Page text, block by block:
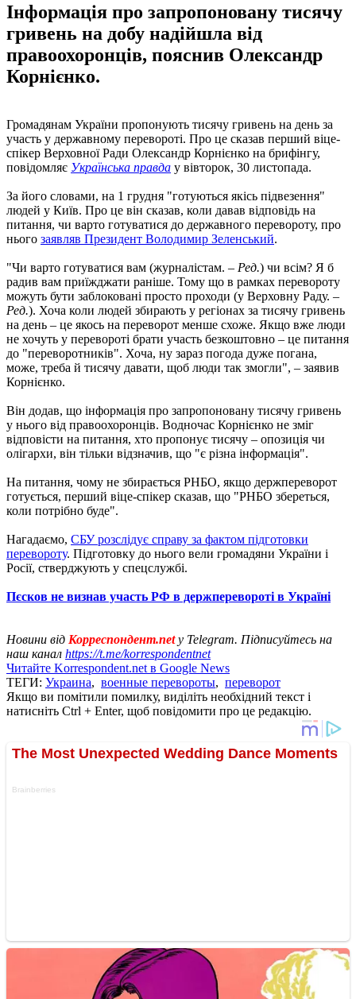
Інформація про запропоновану тисячу
гривень на добу надійшла від
правоохоронців, пояснив Олександр
Корнієнко.
Громадянам України пропонують тисячу гривень на день за
участь у державному перевороті. Про це сказав перший віце-
спікер Верховної Ради Олександр Корнієнко на брифінгу,
повідомляє Українська правда у вівторок, 30 листопада.
За його словами, на 1 грудня "готуються якісь підвезення"
людей у Київ. Про це він сказав, коли давав відповідь на
питання, чи варто готуватися до державного перевороту, про
нього заявляв Президент Володимир Зеленський.
"Чи варто готуватися вам (журналістам. – Ред.) чи всім? Я б
радив вам приїжджати раніше. Тому що в рамках перевороту
можуть бути заблоковані просто проходи (у Верховну Раду. –
Ред.). Хоча коли людей збирають у регіонах за тисячу гривень
на день – це якось на переворот менше схоже. Якщо вже люди
не хочуть у перевороті брати участь безкоштовно – це питання
до "переворотників". Хоча, ну зараз погода дуже погана,
може, треба й тисячу давати, щоб люди так змогли", – заявив
Корнієнко.
Він додав, що інформація про запропоновану тисячу гривень
у нього від правоохоронців. Водночас Корнієнко не зміг
відповісти на питання, хто пропонує тисячу – опозиція чи
олігархи, він тільки відзначив, що "є різна інформація".
На питання, чому не збирається РНБО, якщо держпереворот
готується, перший віце-спікер сказав, що "РНБО збереться,
коли потрібно буде".
Нагадаємо, СБУ розслідує справу за фактом підготовки
перевороту. Підготовку до нього вели громадяни України і
Росії, стверджують у спецслужбі.
Пєсков не визнав участь РФ в держперевороті в Україні
Новини від Корреспондент.netу Telegram. Підписуйтесь на
наш канал https://t.me/korrespondentnet
Читайте Korrespondent.net в Google News
ТЕГИ: Украина, военные перевороты, переворот
Якщо ви помітили помилку, виділіть необхідний текст і
натисніть Ctrl + Enter, щоб повідомити про це редакцію.